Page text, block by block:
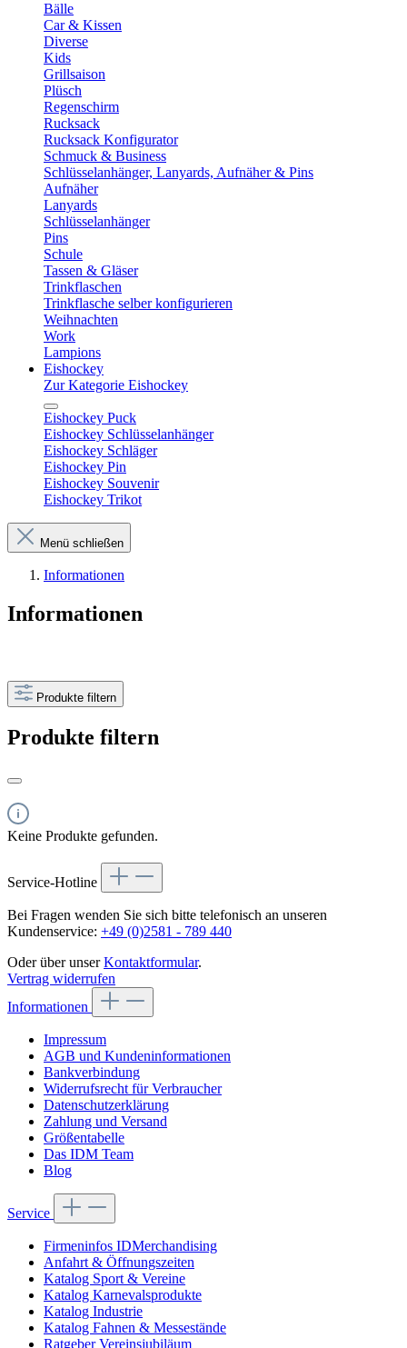
Bälle
Car & Kissen
Diverse
Kids
Grillsaison
Plüsch
Regenschirm
Rucksack
Rucksack Konfigurator
Schmuck & Business
Schlüsselanhänger, Lanyards, Aufnäher & Pins
Aufnäher
Lanyards
Schlüsselanhänger
Pins
Schule
Tassen & Gläser
Trinkflaschen
Trinkflasche selber konfigurieren
Weihnachten
Work
Lampions
Eishockey
Zur Kategorie Eishockey
Eishockey Puck
Eishockey Schlüsselanhänger
Eishockey Schläger
Eishockey Pin
Eishockey Souvenir
Eishockey Trikot
Menü schließen
Informationen
Informationen
Produkte filtern
Produkte filtern
Keine Produkte gefunden.
Service-Hotline
Bei Fragen wenden Sie sich bitte telefonisch an unseren
Kundenservice: +49 (0)2581 - 789 440
Oder über unserKontaktformular.
Vertrag widerrufen
Informationen
Impressum
AGB und Kundeninformationen
Bankverbindung
Widerrufsrecht für Verbraucher
Datenschutzerklärung
Zahlung und Versand
Größentabelle
Das IDM Team
Blog
Service
Firmeninfos IDMerchandising
Anfahrt & Öffnungszeiten
Katalog Sport & Vereine
Katalog Karnevalsprodukte
Katalog Industrie
Katalog Fahnen & Messestände
Ratgeber Vereinsjubiläum